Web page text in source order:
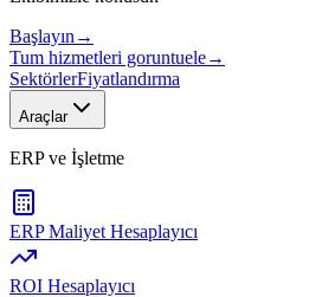
Başlayın →
Tum hizmetleri goruntuele→
SektörlerFiyatlandırma
Araçlar
ERP ve İşletme
ERP Maliyet Hesaplayıcı
ROI Hesaplayıcı